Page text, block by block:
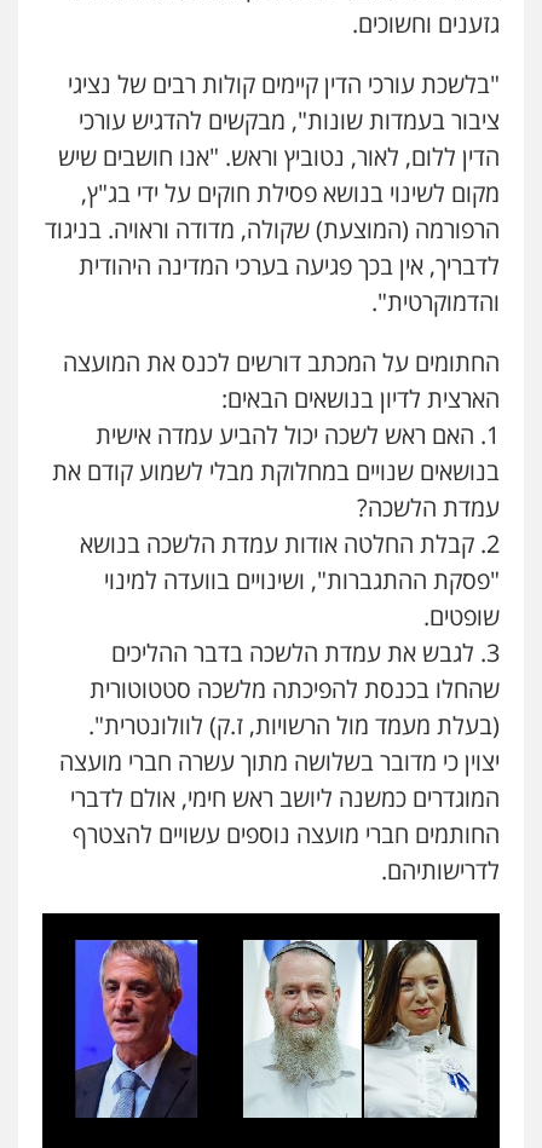
גזענים וחשוכים.
"בלשכת עורכי הדין קיימים קולות רבים של נציגי
ציבור בעמדות שונות", מבקשים להדגיש עורכי
הדין ללום, לאור, נטוביץ וראש. "אנו חושבים שיש
מקום לשינוי בנושא פסילת חוקים על ידי בג"ץ,
הרפורמה (המוצעת) שקולה, מדודה וראויה. בניגוד
לדבריך, אין בכך פגיעה בערכי המדינה היהודית
והדמוקרטית".
החתומים על המכתב דורשים לכנס את המועצה
הארצית לדיון בנושאים הבאים:
1. האם ראש לשכה יכול להביע עמדה אישית
בנושאים שנויים במחלוקת מבלי לשמוע קודם את
עמדת הלשכה?
2. קבלת החלטה אודות עמדת הלשכה בנושא
"פסקת ההתגברות", ושינויים בוועדה למינוי
שופטים.
3. לגבש את עמדת הלשכה בדבר ההליכים
שהחלו בכנסת להפיכתה מלשכה סטטוטורית
(בעלת מעמד מול הרשויות, ז.ק) לוולונטרית".
יצוין כי מדובר בשלושה מתוך עשרה חברי מועצה
המוגדרים כמשנה ליושב ראש חימי, אולם לדברי
החותמים חברי מועצה נוספים עשויים להצטרף
לדרישותיהם.